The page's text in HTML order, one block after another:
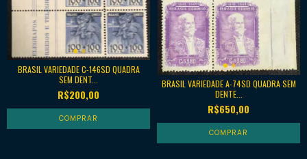
BRASIL VARIEDADE C-146SD QUADRA
SEM DENT...
R$200,00
BRASIL VARIEDADE A-74SD QUADRA SEM
DENTE...
R$650,00